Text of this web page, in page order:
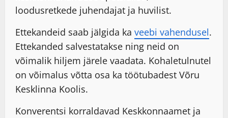
loodusretkede juhendajat ja huvilist.
Ettekandeid saab jälgida ka veebi vahendusel.
Ettekanded salvestatakse ning neid on
võimalik hiljem järele vaadata. Kohaletulnutel
on võimalus võtta osa ka töötubadest Võru
Kesklinna Koolis.
Konverentsi korraldavad Keskkonnaamet ja